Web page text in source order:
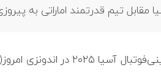
تیم قدرتمند اماراتی به